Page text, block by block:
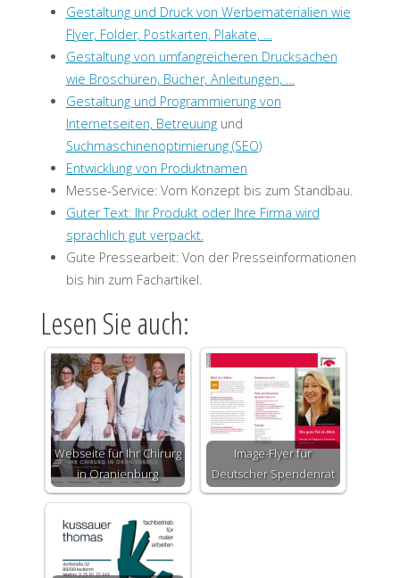
Gestaltung und Druck von Werbematerialien wie
Flyer, Folder, Postkarten, Plakate, …
Gestaltung von umfangreicheren Drucksachen
wie Broschüren, Bücher, Anleitungen, …
Gestaltung und Programmierung von
Internetseiten, Betreuungund
Suchmaschinenoptimierung (SEO)
Entwicklung von Produktnamen
Messe-Service: Vom Konzept bis zum Standbau.
Guter Text: Ihr Produkt oder Ihre Firma wird
sprachlich gut verpackt.
Gute Pressearbeit: Von der Presseinformationen
bis hin zum Fachartikel.
Lesen Sie auch:
Webseite für Ihr Chirurg
in Oranienburg
Image-Flyer für
Deutscher Spendenrat